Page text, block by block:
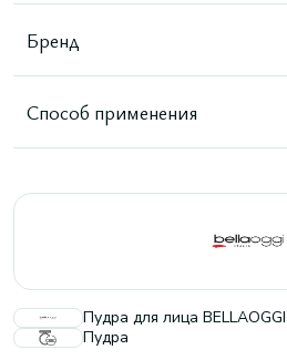
Бренд
Способ применения
Пудра для лица BELLAOGGI
Пудра